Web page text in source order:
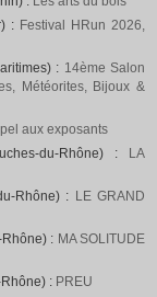
: Festival HRun 2026,
: 14ème Salon
Météorites, Bijoux &
aux exposants
du-Rhône) :
LA
Rhône) : LE GRAND
: MA SOLITUDE
: PREU